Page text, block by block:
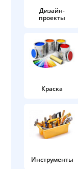
Дизайн-
проекты
Краска
Инструменты